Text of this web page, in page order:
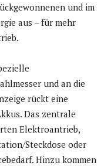
und im
aus – für mehr
und an die
rückt eine
Das zentrale
Elektroantrieb,
Steckdose oder
Hinzu kommen